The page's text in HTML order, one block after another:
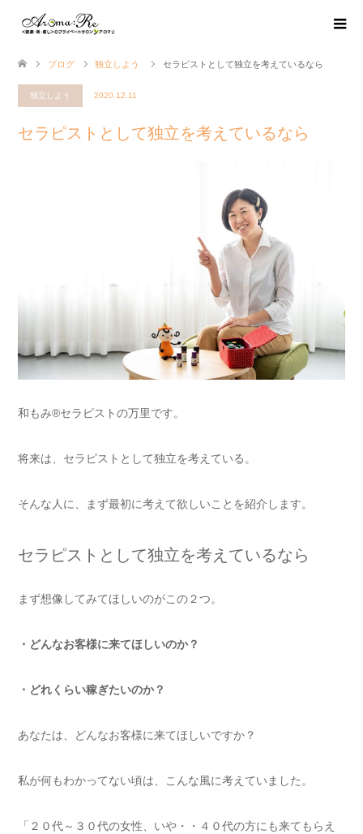
ブログ 独立しよう セラピストとして独立を考えているなら
独立しよう 2020.12.11
セラピストとして独立を考えているなら
和もみ®セラピストの万里です。
将来は、セラピストとして独立を考えている。
そんな人に、まず最初に考えて欲しいことを紹介します。
セラピストとして独立を考えているなら
まず想像してみてほしいのがこの２つ。
・どんなお客様に来てほしいのか？
・どれくらい稼ぎたいのか？
あなたは、どんなお客様に来てほしいですか？
私が何もわかってない頃は、こんな風に考えていました。
「２０代～３０代の女性、いや・・４０代の方にも来てもらえ